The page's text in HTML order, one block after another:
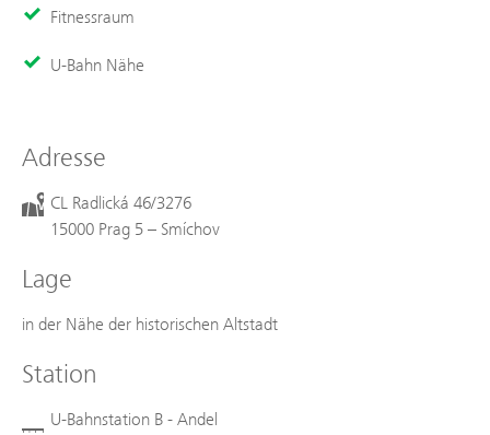
Fitnessraum
U-Bahn Nähe
Adresse
CL Radlická 46/3276
15000 Prag 5 – Smíchov
Lage
in der Nähe der historischen Altstadt
Station
U-Bahnstation B - Andel